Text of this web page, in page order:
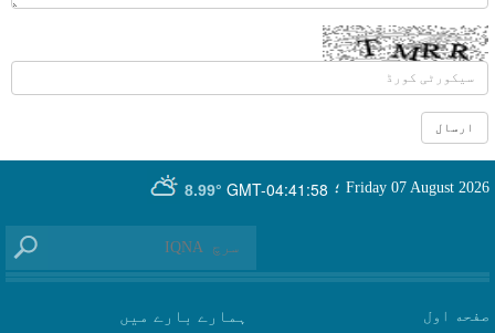
GMT-04:41:58
8.99° Friday 07 August 2026 ؛
صفحه اول
ہمارے بارے میں